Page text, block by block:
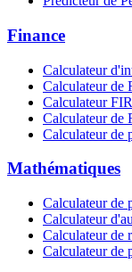
Finance
Calculateur
Calculateur de
Calculateur
Calculateur de
Calculateur de
Mathématiques
Calculateur de
Calculateur
Calculateur de
Calculateur de